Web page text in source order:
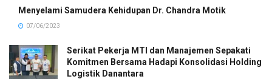
Menyelami Samudera Kehidupan Dr. Chandra Motik
07/06/2023
Serikat Pekerja MTI dan Manajemen Sepakati
Komitmen Bersama Hadapi Konsolidasi Holding
Logistik Danantara